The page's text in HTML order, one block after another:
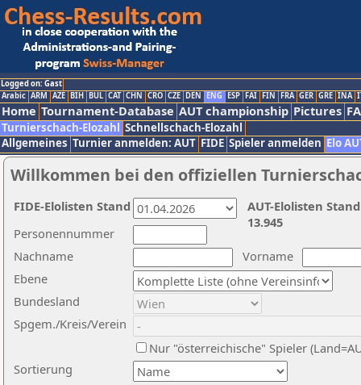
Logged on: Gast
Arabic ARM AZE BIH BUL CAT CHN CRO CZE DEN ENG ESP FAI FIN FRA GER GRE INA
Home Tournament-Database AUT championship Pictures
Turnierschach-Elozahl Schnellschach-Elozahl
Allgemeines Turnier anmelden: AUT FIDE Spieler anmelden Elo
Willkommen bei den offiziellen
Nachname
Vorname
Ebene
Sortierung
Personennummer
Bundesland
Spgem./Kreis/Verein
Nur "österreichische" Spieler
AUT-Elolisten
13.945
FIDE-Elolisten Stand